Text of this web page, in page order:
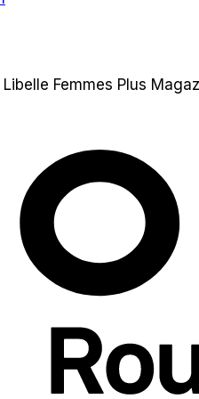
Libelle Femmes Plus